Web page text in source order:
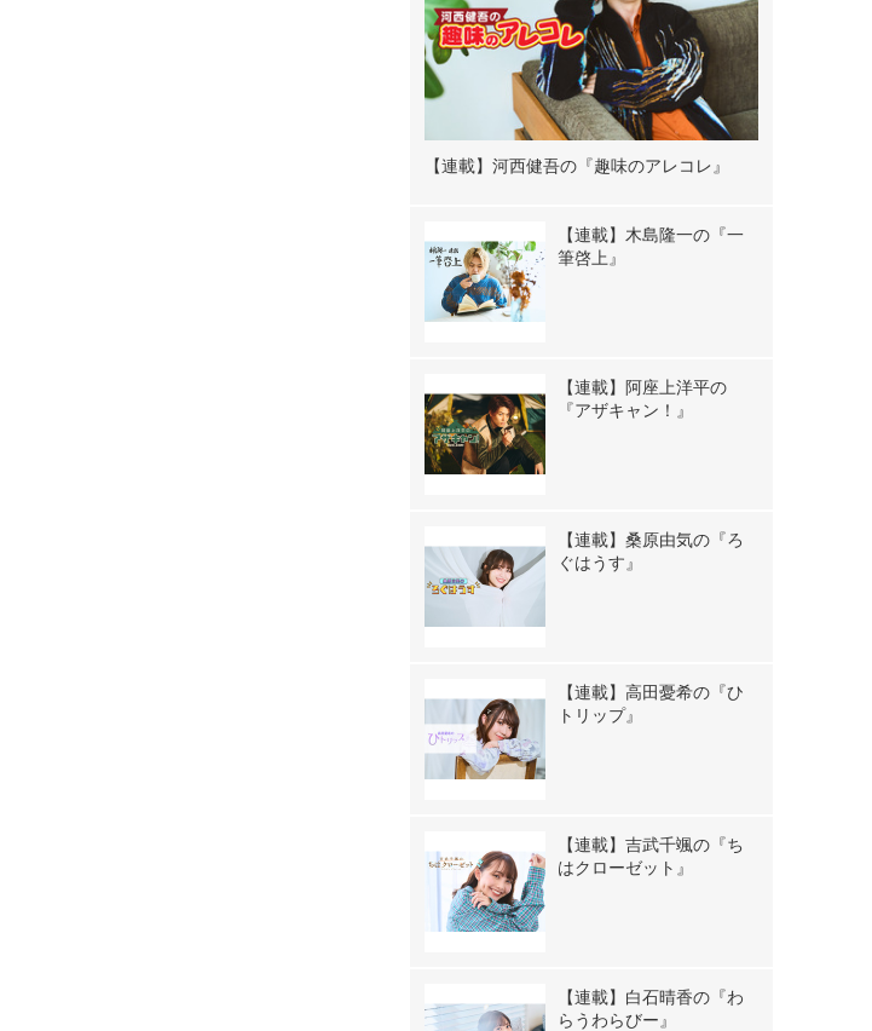
【連載】河西健吾の『趣味のアレコレ』
【連載】木島隆一の『一
筆啓上』
【連載】阿座上洋平の
『アザキャン！』
【連載】桑原由気の『ろ
ぐはうす』
【連載】高田憂希の『ひ
トリップ』
【連載】吉武千颯の『ち
はクローゼット』
【連載】白石晴香の『わ
らうわらびー』